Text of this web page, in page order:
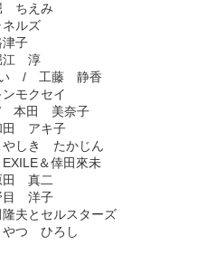
ちえみ
ルズ
子
江 淳
い / 工藤 静香
モクセイ
本田 美奈子
アキ子
しき たかじん
＆倖田來未
田 真二
目 洋子
夫とセルスターズ
つ ひろし